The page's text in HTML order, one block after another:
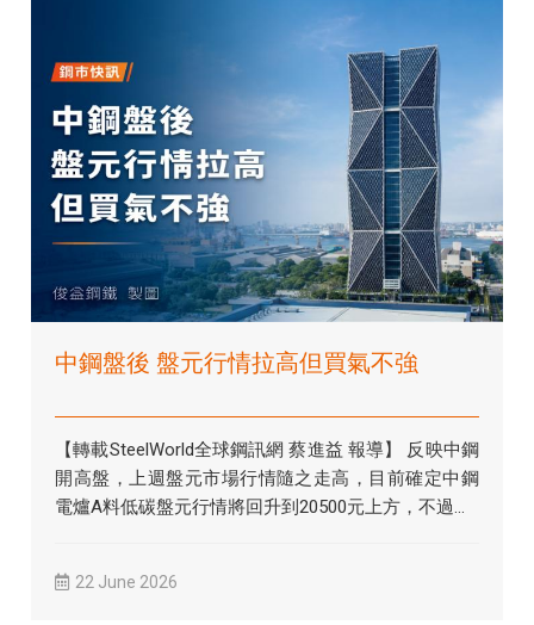
中鋼盤後 盤元行情拉高但買氣不強
【轉載SteelWorld全球鋼訊網 蔡進益 報導】 反映中鋼
開高盤，上週盤元市場行情隨之走高，目前確定中鋼
電爐A料低碳盤元行情將回升到20500元上方，不過...
22 June 2026